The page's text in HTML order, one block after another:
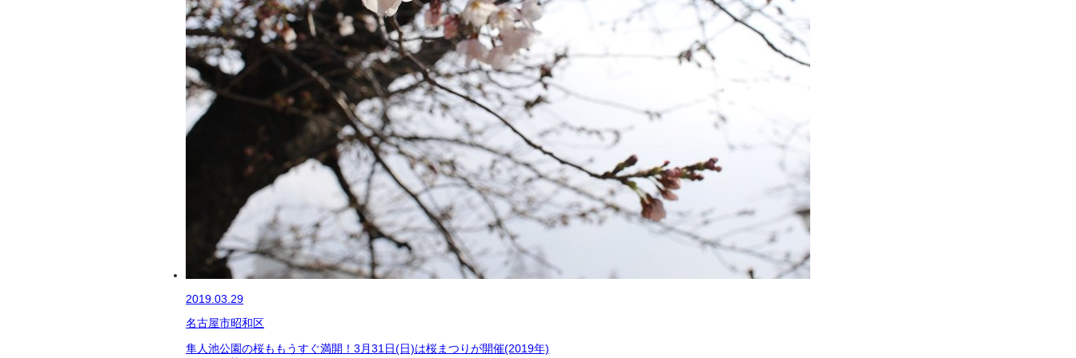
2019.03.29
名古屋市昭和区
隼人池公園の桜ももうすぐ満開！3月31日(日)は桜まつりが開催(2019年)